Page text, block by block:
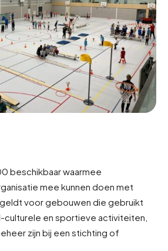
beschikbaar waarmee
mee kunnen doen met
voor gebouwen die gebruikt
culturele en sportieve activiteiten,
zijn bij een stichting of